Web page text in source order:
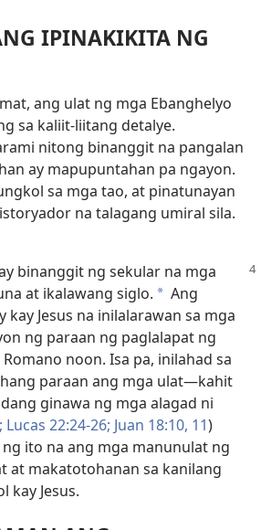
IPINAKIKITA NG
ang ulat ng mga Ebanghelyo
sa kaliit-liitang detalye.
nitong binanggit na pangalan
ay mapupuntahan pa ngayon.
sa mga tao, at pinatunayan
na talagang umiral sila.
binanggit ng sekular na mga
at ikalawang siglo. a Ang
kay Jesus na inilalarawan sa mga
ng paraan ng paglalapat ng
noon. Isa pa, inilahad sa
paraan ang mga ulat—kahit
ginawa ng mga alagad ni
Lucas 22:24-26; Juan 18:10, 11)
ito na ang mga manunulat ng
at makatotohanan sa kanilang
kay Jesus.